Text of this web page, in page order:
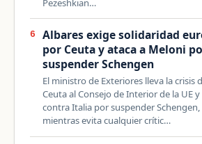
6
Albares exige solidaridad
por Ceuta y ataca a Meloni
suspender Schengen
El ministro de Exteriores lleva la crisis
Ceuta al Consejo de Interior de la UE
contra Italia por suspender Schengen,
mientras evita cualquier crític…